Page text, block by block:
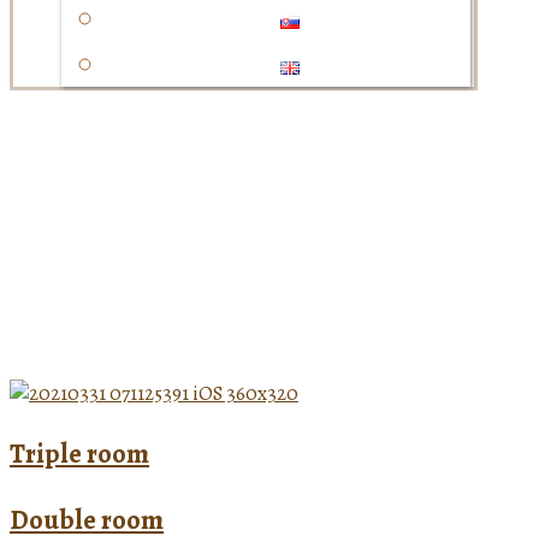
Triple room
Double room